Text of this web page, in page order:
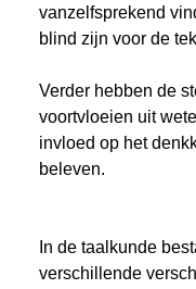
vanzelfsprekend
blind zijn voor de
Verder hebben de
voortvloeien uit
invloed op het
beleven.
In de taalkunde
verschillende